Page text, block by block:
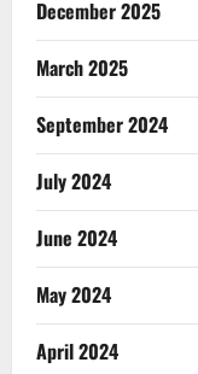
December 2025
March 2025
September 2024
July 2024
June 2024
May 2024
April 2024